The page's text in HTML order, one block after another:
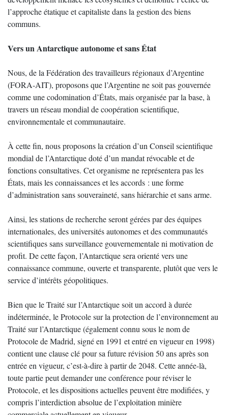
l’approche étatique et capitaliste dans la gestion des biens
communs.
Vers un Antarctique autonome et sans État
Nous, de la Fédération des travailleurs régionaux d’Argentine
(FORA-AIT), proposons que l’Argentine ne soit pas gouvernée
comme une codomination d’États, mais organisée par la base, à
travers un réseau mondial de coopération scientifique,
environnementale et communautaire.
À cette fin, nous proposons la création d’un Conseil scientifique
mondial de l’Antarctique doté d’un mandat révocable et de
fonctions consultatives. Cet organisme ne représentera pas les
États, mais les connaissances et les accords : une forme
d’administration sans souveraineté, sans hiérarchie et sans arme.
Ainsi, les stations de recherche seront gérées par des équipes
internationales, des universités autonomes et des communautés
scientifiques sans surveillance gouvernementale ni motivation de
profit. De cette façon, l’Antarctique sera orienté vers une
connaissance commune, ouverte et transparente, plutôt que vers le
service d’intérêts géopolitiques.
Bien que le Traité sur l’Antarctique soit un accord à durée
indéterminée, le Protocole sur la protection de l’environnement au
Traité sur l’Antarctique (également connu sous le nom de
Protocole de Madrid, signé en 1991 et entré en vigueur en 1998)
contient une clause clé pour sa future révision 50 ans après son
entrée en vigueur, c’est-à-dire à partir de 2048. Cette année-là,
toute partie peut demander une conférence pour réviser le
Protocole, et les dispositions actuelles peuvent être modifiées, y
compris l’interdiction absolue de l’exploitation minière